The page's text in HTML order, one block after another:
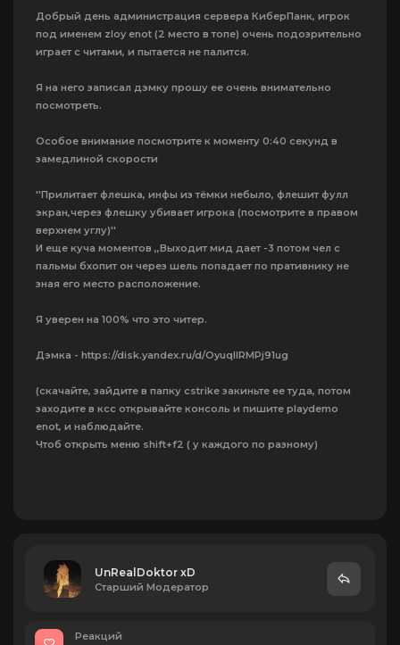
Добрый день администрация сервера КиберПанк, игрок
под именем zloy enot (2 место в топе) очень подозрительно
играет с читами, и пытается не палится.
Я на него записал дэмку прошу ее очень внимательно
посмотреть.
Особое внимание посмотрите к моменту 0:40 секунд в
замедлиной скорости
''Прилитает флешка, инфы из тёмки небыло, флешит фулл
экран,через флешку убивает игрока (посмотрите в правом
верхнем углу)''
И еще куча моментов ,,Выходит мид дает -3 потом чел с
пальмы бхопит он через шель попадает по пративнику не
зная его место расположение.
Я уверен на 100% что это читер.
Дэмка - https://disk.yandex.ru/d/OyuqlIRMPj91ug
(скачайте, зайдите в папку cstrike закиньте ее туда, потом
заходите в ксс открывайте консоль и пишите playdemo
enot, и наблюдайте.
Чтоб открыть меню shift+f2 ( у каждого по разному)
UnRealDoktor xD
Старший Модератор
Реакций